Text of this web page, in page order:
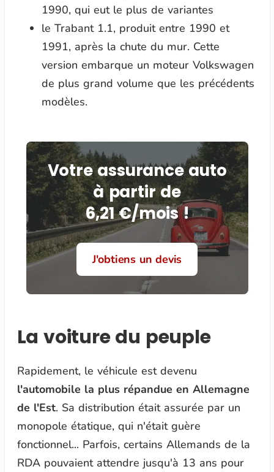
1990, qui eut le plus de variantes
le Trabant 1.1, produit entre 1990 et
1991, après la chute du mur. Cette
version embarque un moteur Volkswagen
de plus grand volume que les précédents
modèles.
Votre assurance auto
à partir de
6,21 €/mois !
J'obtiens un devis
La voiture du peuple
Rapidement, le véhicule est devenu
l'automobile la plus répandue en Allemagne
de l'Est. Sa distribution était assurée par un
monopole étatique, qui n'était guère
fonctionnel... Parfois, certains Allemands de la
RDA pouvaient attendre jusqu'à 13 ans pour